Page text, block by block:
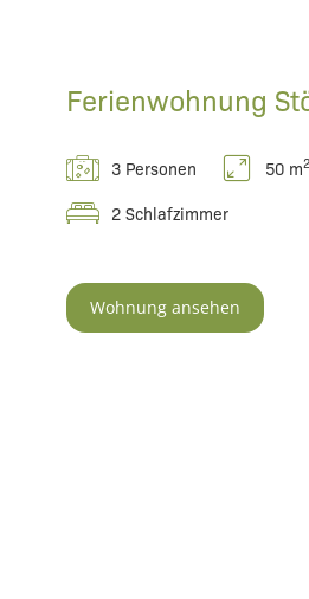
Ferienwohnung
3 Personen 50 m2
2 Schlafzimmer
Wohnung ansehen